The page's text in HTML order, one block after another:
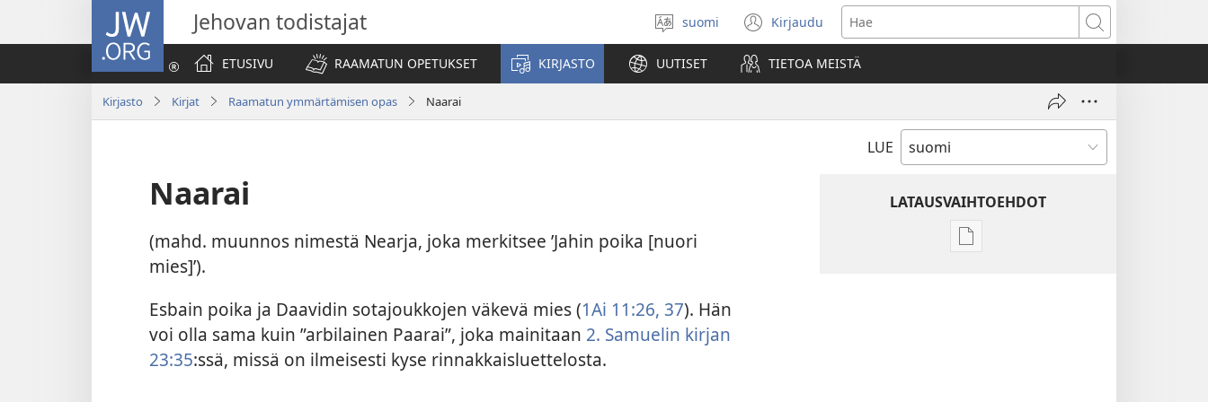
JW.ORG Jehovan todistajat
Valitse
kieli
suomi Kirjaudu
(avaa
uuden
ikkunan)
Hae
ETUSIVU
RAAMATUN OPETUKSET KIRJASTO UUTISET TIETOA MEISTÄ
Kirjasto Kirjat Raamatun ymmärtämisen opas Naarai
LUE
Naarai
(mahd. muunnos nimestä Nearja, joka merkitsee ’Jahin poika [nuori
mies]’).
Esbain poika ja Daavidin sotajoukkojen väkevä mies (1Ai 11:26, 37). Hän
voi olla sama kuin ”arbilainen Paarai”, joka mainitaan 2. Samuelin kirjan
23:35:ssä, missä on ilmeisesti kyse rinnakkaisluettelosta.
LATAUSVAIHTOEHDOT
Julkaisujen